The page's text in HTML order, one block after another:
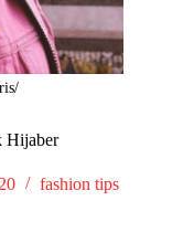
Hijaber
fashion tips